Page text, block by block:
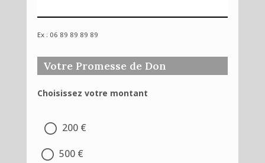
Ex : 06 89 89 89 89
Votre Promesse de Don
Choisissez votre montant
200 €
500 €